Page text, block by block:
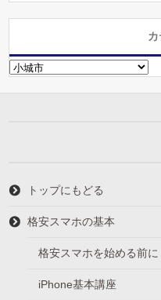
カ
トップにもどる
格安スマホの基本
格安スマホを始める前に
iPhone基本講座